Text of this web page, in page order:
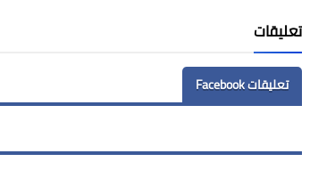
تعليقات
تعليقات Facebook